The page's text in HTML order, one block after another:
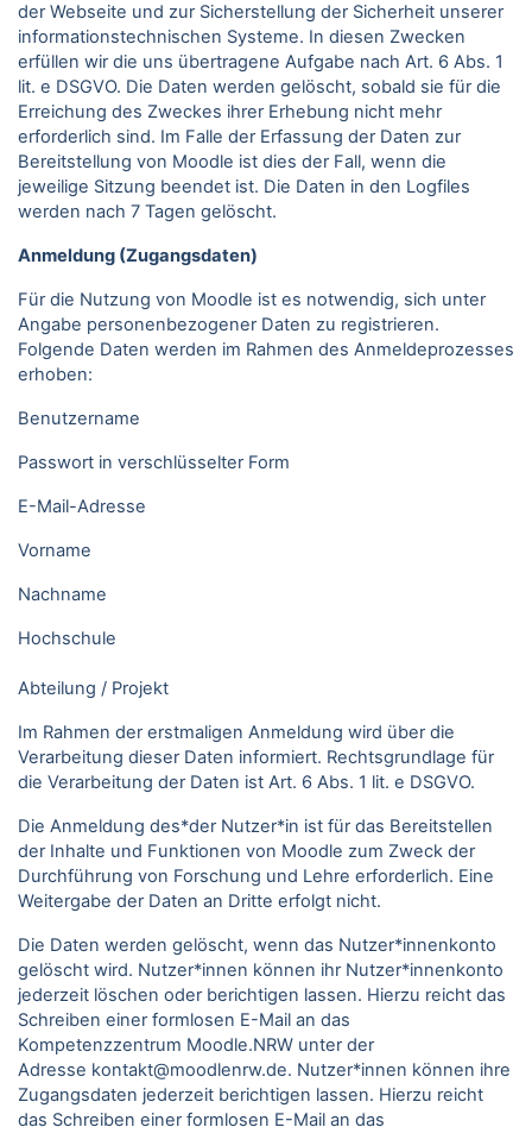
der Webseite und zur Sicherstellung der Sicherheit unserer
informationstechnischen Systeme. In diesen Zwecken
erfüllen wir die uns übertragene Aufgabe nach Art. 6 Abs. 1
lit. e DSGVO. Die Daten werden gelöscht, sobald sie für die
Erreichung des Zweckes ihrer Erhebung nicht mehr
erforderlich sind. Im Falle der Erfassung der Daten zur
Bereitstellung von Moodle ist dies der Fall, wenn die
jeweilige Sitzung beendet ist. Die Daten in den Logfiles
werden nach 7 Tagen gelöscht.
Anmeldung (Zugangsdaten)
Für die Nutzung von Moodle ist es notwendig, sich unter
Angabe personenbezogener Daten zu registrieren.
Folgende Daten werden im Rahmen des Anmeldeprozesses
erhoben:
Benutzername
Passwort in verschlüsselter Form
E-Mail-Adresse
Vorname
Nachname
Hochschule
Abteilung / Projekt
Im Rahmen der erstmaligen Anmeldung wird über die
Verarbeitung dieser Daten informiert. Rechtsgrundlage für
die Verarbeitung der Daten ist Art. 6 Abs. 1 lit. e DSGVO.
Die Anmeldung des*der Nutzer*in ist für das Bereitstellen
der Inhalte und Funktionen von Moodle zum Zweck der
Durchführung von Forschung und Lehre erforderlich. Eine
Weitergabe der Daten an Dritte erfolgt nicht.
Die Daten werden gelöscht, wenn das Nutzer*innenkonto
gelöscht wird. Nutzer*innen können ihr Nutzer*innenkonto
jederzeit löschen oder berichtigen lassen. Hierzu reicht das
Schreiben einer formlosen E-Mail an das
Kompetenzzentrum Moodle.NRW unter der
Adresse kontakt@moodlenrw.de. Nutzer*innen können ihre
Zugangsdaten jederzeit berichtigen lassen. Hierzu reicht
das Schreiben einer formlosen E-Mail an das